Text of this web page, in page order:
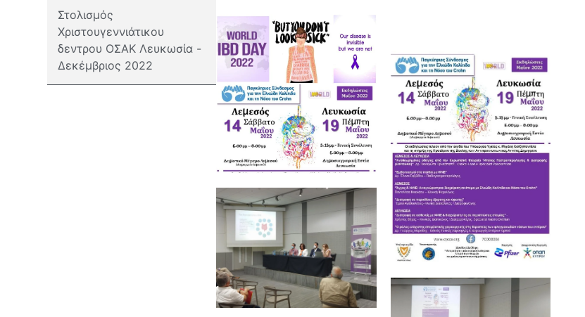
Στολισμός
Χριστουγεννιάτικου
δεντρου ΟΣΑΚ Λευκωσία -
Δεκέμβριος 2022